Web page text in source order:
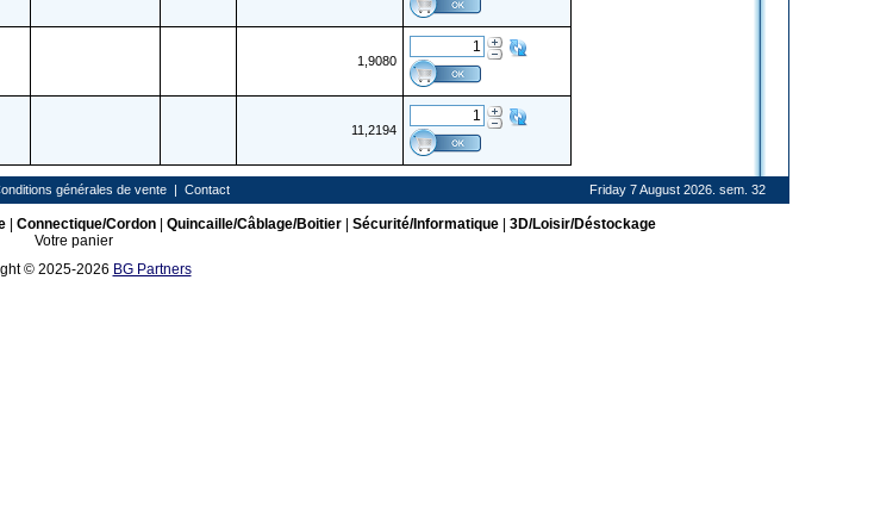
1,9080
11,2194
générales de vente | Contact Friday 7 August 2026. sem. 32
| Connectique/Cordon| Quincaille/Câblage/Boitier| Sécurité/Informatique| 3D/Loisir/Déstockage
Votre panier
© 2025-2026 BG Partners